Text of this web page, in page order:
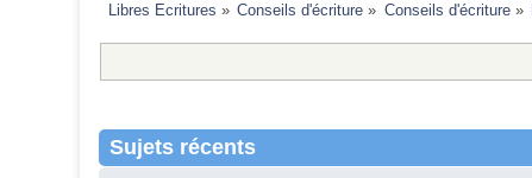
Libres Ecritures » Conseils d'écriture » Conseils d'écriture»
Sujets récents